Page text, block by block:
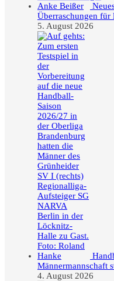
Überraschungen für
5. August 2026
Männermannschaft
4. August 2026